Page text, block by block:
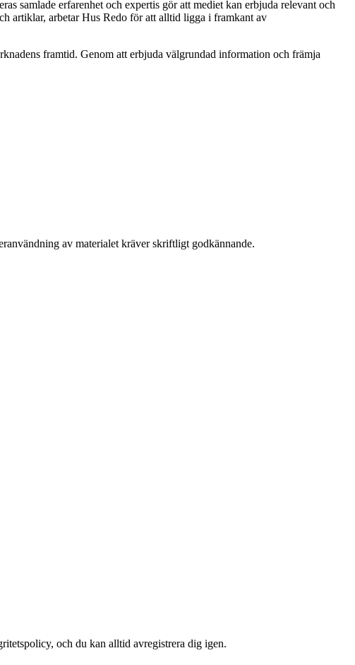
samlade erfarenhet och expertis gör att mediet kan erbjuda relevant och
artiklar, arbetar Hus Redo för att alltid ligga i framkant av
framtid. Genom att erbjuda välgrundad information och främja
av materialet kräver skriftligt godkännande.
och du kan alltid avregistrera dig igen.